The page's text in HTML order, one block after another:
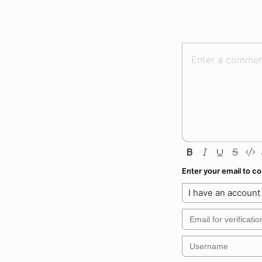
Enter your email to
I have an account